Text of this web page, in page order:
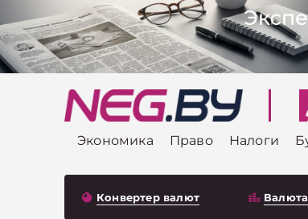
Экономика Право Налоги
Конвертер валют Валюта